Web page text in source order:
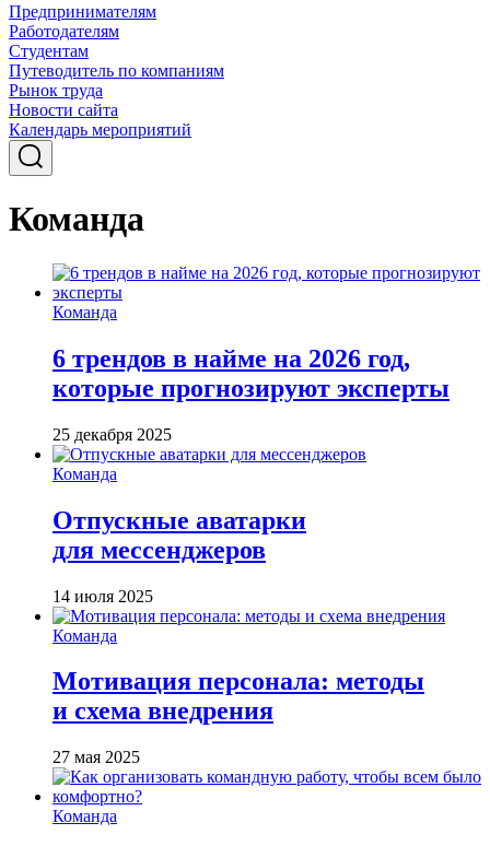
Предпринимателям
Работодателям
Студентам
Путеводитель по компаниям
Рынок труда
Новости сайта
Календарь мероприятий
Команда
Команда
6 трендов в найме на 2026 год,
которые прогнозируют эксперты
25 декабря 2025
Команда
Отпускные аватарки
для мессенджеров
14 июля 2025
Команда
Мотивация персонала: методы
и схема внедрения
27 мая 2025
Команда